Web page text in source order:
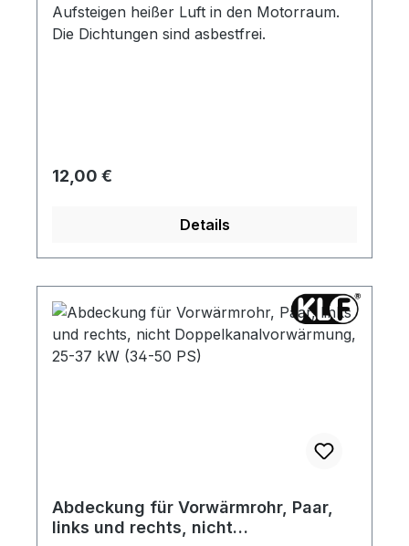
Aufsteigen heißer Luft in den Motorraum.
Die Dichtungen sind asbestfrei.
Regulärer Preis:
12,00 €
Details
Abdeckung für Vorwärmrohr, Paar,
links und rechts, nicht